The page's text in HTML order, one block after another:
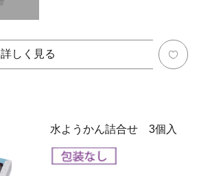
詳しく見る
水ようかん詰合せ 3個入